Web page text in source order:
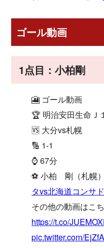
ゴール動画
1点目：小柏剛
🎦 ゴール動画
🏆 明治安田生命
🆚 大分vs札幌
🔢 1-1
⌚️ 67分
⚽️ 小柏 剛（札幌）
タvs北海道コンサ
その他の動画はこ
https://t.co/
pic.twitter.com/